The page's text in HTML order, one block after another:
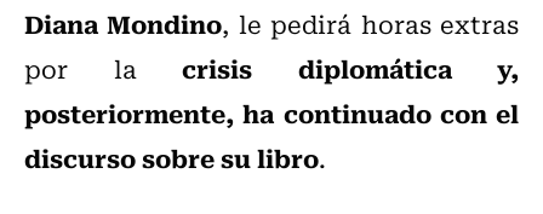
Diana Mondino, le pedirá horas extras
por la crisis diplomática y,
posteriormente, ha continuado con el
discurso sobre su libro.